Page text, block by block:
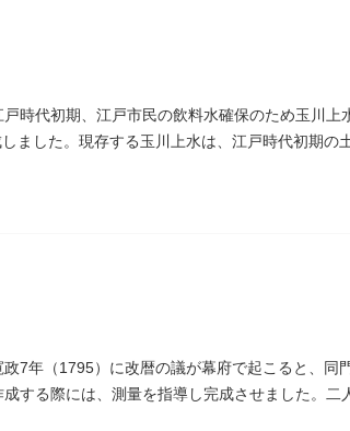
時代初期、江戸市民の飲料水確保のため玉川
ました。現存する玉川上水は、江戸時代初期の
7年（1795）に改暦の議が幕府で起こると、同
する際には、測量を指導し完成させました。